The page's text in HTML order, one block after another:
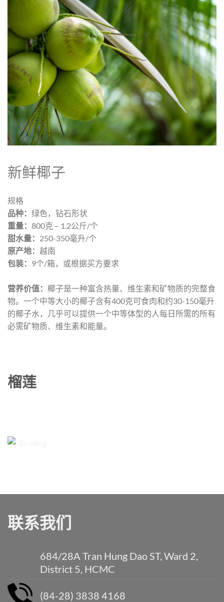
新鲜椰子
规格
品种： 绿色，钻石形状
重量： 800克 – 1.2公斤/个
甜水量： 250-350毫升/个
原产地： 越南
包装： 9个/箱，或根据买方要求
营养价值： 椰子是一种富含热量、维生素和矿物质的完整食
物。一个中等大小的椰子含有400克可食肉和约30-150毫升
的椰子水，几乎可以提供一个中等体型的人每日所需的所有
必需矿物质、维生素和能量。
榴莲
联系我们
684/28A Tran Hung Dao ST, Ward 2,
District 5, HCMC
(84-28) 3838 4168